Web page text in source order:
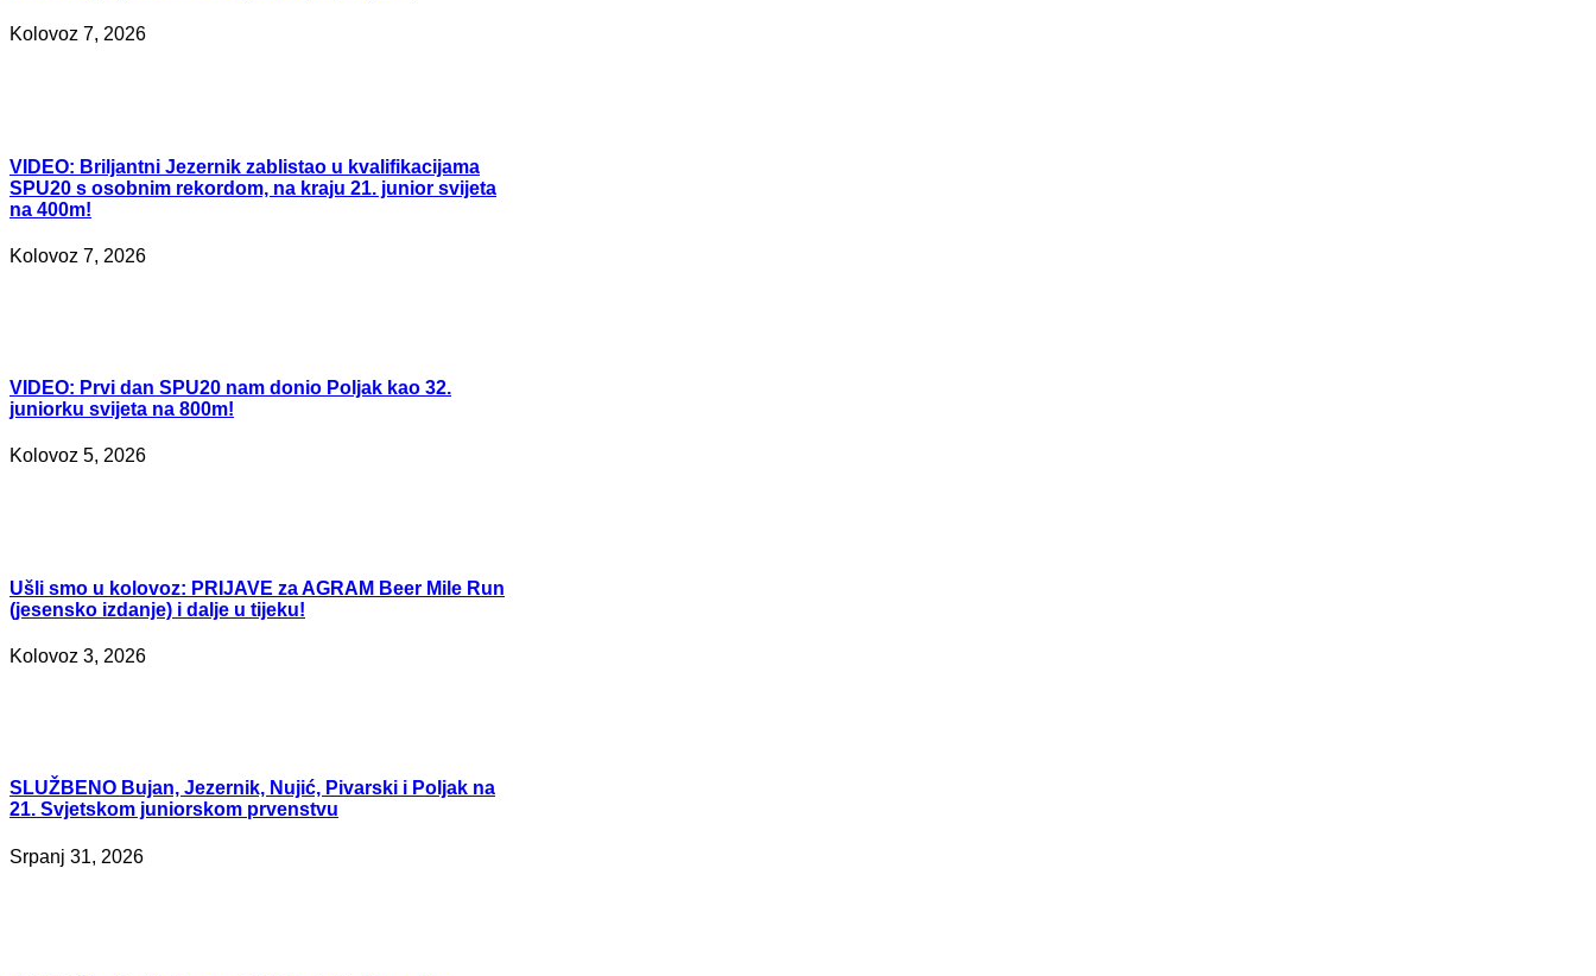
Kolovoz 7, 2026
VIDEO: Briljantni Jezernik zablistao u kvalifikacijama
SPU20 s osobnim rekordom, na kraju 21. junior svijeta
na 400m!
Kolovoz 7, 2026
VIDEO: Prvi dan SPU20 nam donio Poljak kao 32.
juniorku svijeta na 800m!
Kolovoz 5, 2026
Ušli smo u kolovoz: PRIJAVE za AGRAM Beer Mile Run
(jesensko izdanje) i dalje u tijeku!
Kolovoz 3, 2026
SLUŽBENO Bujan, Jezernik, Nujić, Pivarski i Poljak na
21. Svjetskom juniorskom prvenstvu
Srpanj 31, 2026